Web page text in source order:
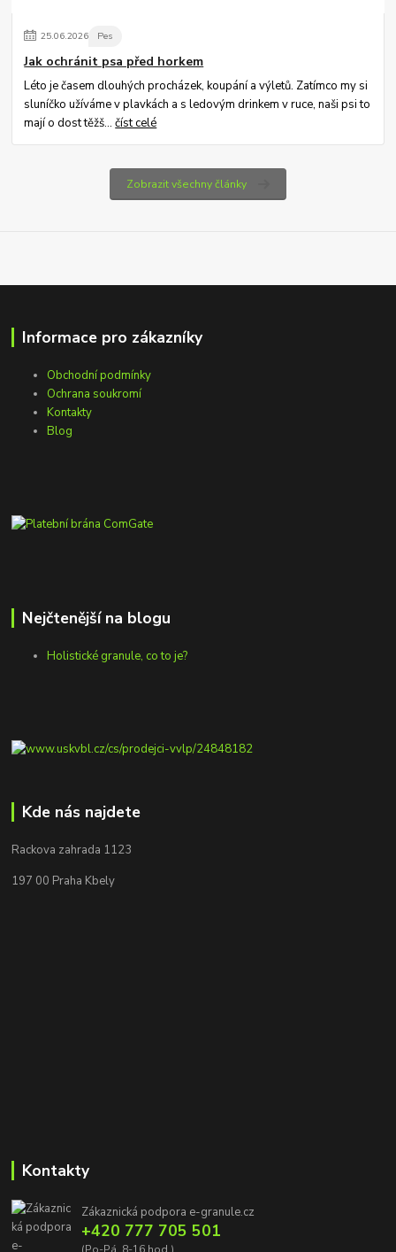
25.06.2026 Pes
Jak ochránit psa před horkem
Léto je časem dlouhých procházek, koupání a výletů. Zatímco my si
sluníčko užíváme v plavkách a s ledovým drinkem v ruce, naši psi to
mají o dost těžš...číst celé
Zobrazit všechny články
Informace pro zákazníky
Obchodní podmínky
Ochrana soukromí
Kontakty
Blog
Nejčtenější na blogu
Holistické granule, co to je?
Kde nás najdete
Rackova zahrada 1123
197 00 Praha Kbely
Kontakty
Zákaznická podpora e-granule.cz
+420 777 705 501